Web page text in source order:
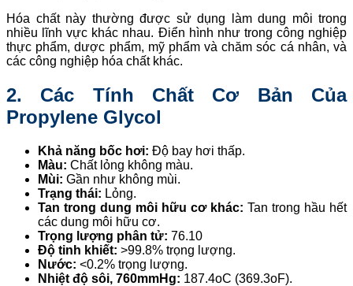
Hóa chất này thường được sử dụng làm dung môi trong
nhiều lĩnh vực khác nhau. Điển hình như trong công nghiệp
thực phẩm, dược phẩm, mỹ phẩm và chăm sóc cá nhân, và
các công nghiệp hóa chất khác.
2. Các Tính Chất Cơ Bản Của
Propylene Glycol
Khả năng bốc hơi: Độ bay hơi thấp.
Màu: Chất lỏng không màu.
Mùi: Gần như không mùi.
Trạng thái: Lỏng.
Tan trong dung môi hữu cơ khác: Tan trong hầu hết
các dung môi hữu cơ.
Trọng lượng phân tử: 76.10
Độ tinh khiết: >99.8% trọng lượng.
Nước: <0.2% trọng lượng.
Nhiệt độ sôi, 760mmHg: 187.4oC (369.3oF).